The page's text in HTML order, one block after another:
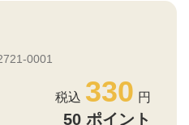
0001
330
50 ポイント